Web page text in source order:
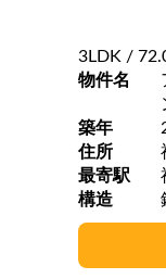
3LDK /
物件名
築年
住所
最寄駅
構造